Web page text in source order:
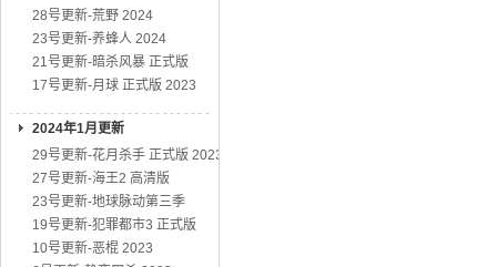
28号更新-荒野 2024
23号更新-养蜂人 2024
21号更新-暗杀风暴 正式版
17号更新-月球 正式版 2023
2024年1月更新
29号更新-花月杀手 正式版 2023
27号更新-海王2 高清版
23号更新-地球脉动第三季
19号更新-犯罪都市3 正式版
10号更新-恶棍 2023